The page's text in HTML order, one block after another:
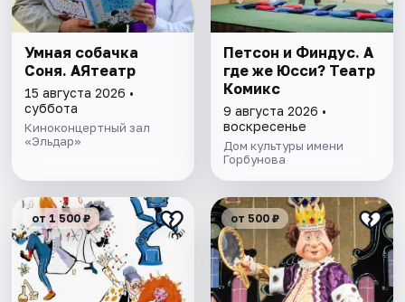
Умная собачка
Соня. АЯтеатр
15 августа 2026 •
суббота
Киноконцертный зал
«Эльдар»
Петсон и Финдус. А
где же Юсси? Театр
Комикс
9 августа 2026 •
воскресенье
Дом культуры имени
Горбунова
от 1 500 ₽ от 500 ₽